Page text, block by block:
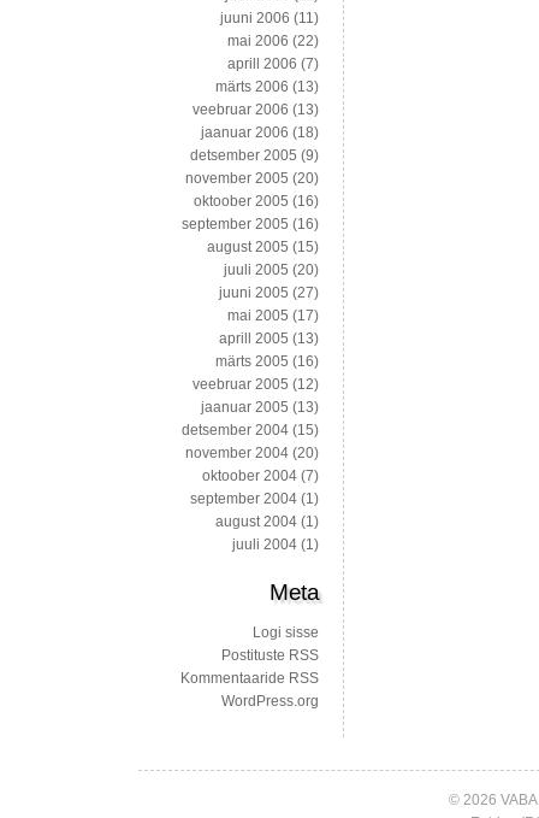
juuni 2006 (11)
mai 2006 (22)
aprill 2006 (7)
märts 2006 (13)
veebruar 2006 (13)
jaanuar 2006 (18)
detsember 2005 (9)
november 2005 (20)
oktoober 2005 (16)
september 2005 (16)
august 2005 (15)
juuli 2005 (20)
juuni 2005 (27)
mai 2005 (17)
aprill 2005 (13)
märts 2005 (16)
veebruar 2005 (12)
jaanuar 2005 (13)
detsember 2004 (15)
november 2004 (20)
oktoober 2004 (7)
september 2004 (1)
august 2004 (1)
juuli 2004 (1)
Meta
Logi sisse
Postituste RSS
Kommentaaride RSS
WordPress.org
© 2026